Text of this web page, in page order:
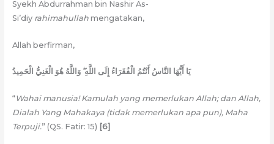
Syekh Abdurrahman bin Nashir As-
Si’diy rahimahullahmengatakan,
Allah berfirman,
يَا أَيُّهَا النَّاسُ أَنْتُمُ الْفُقَرَاءُ إِلَى اللَّهِ ۖ وَاللَّهُ هُوَ الْغَنِيُّ الْحَمِيدُ
“Wahai manusia! Kamulah yang memerlukan Allah; dan Allah,
Dialah Yang Mahakaya (tidak memerlukan apa pun), Maha
Terpuji.” (QS. Fatir: 15) [6]